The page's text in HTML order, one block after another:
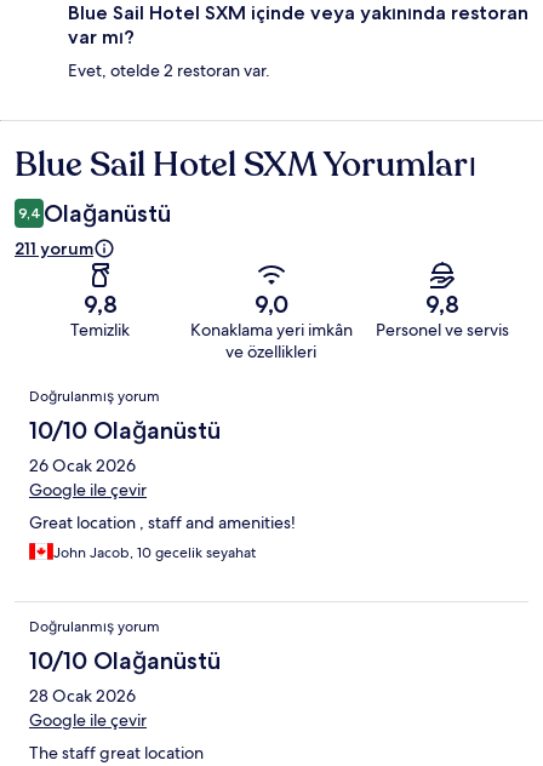
Blue Sail Hotel SXM içinde veya yakınında restoran
var mı?
Evet, otelde 2 restoran var.
Yorumlar
Blue Sail Hotel SXM Yorumları
9,4 Olağanüstü
211 yorum
9,8
Temizlik
9,0
Konaklama yeri imkân
ve özellikleri
9,8
Personel ve servis
Yorumlar
Doğrulanmış yorum
10/10 Olağanüstü
26 Ocak 2026
Google ile çevir
Great location , staff and amenities!
John Jacob, 10 gecelik seyahat
Doğrulanmış yorum
10/10 Olağanüstü
28 Ocak 2026
Google ile çevir
The staff great location